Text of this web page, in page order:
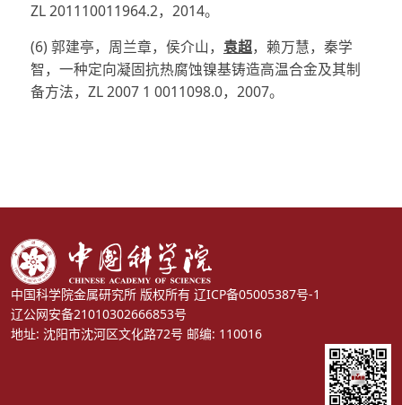
ZL 201110011964.2，2014。
(6) 郭建亭，周兰章，侯介山， 袁超，赖万慧，秦学
智，一种定向凝固抗热腐蚀镍基铸造高温合金及其制
备方法，ZL 2007 1 0011098.0，2007。
中国科学院金属研究所 版权所有 辽ICP备05005387号-1
辽公网安备21010302666853号
地址: 沈阳市沈河区文化路72号 邮编: 110016